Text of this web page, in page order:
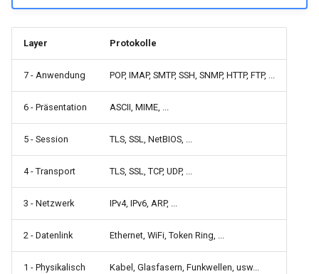
Layer Protokolle
7 - Anwendung POP, IMAP, SMTP, SSH, SNMP, HTTP, FTP, ...
6 - Präsentation ASCII, MIME, ...
5 - Session TLS, SSL, NetBIOS, ...
4 - Transport TLS, SSL, TCP, UDP, ...
3 - Netzwerk IPv4, IPv6, ARP, ...
2 - Datenlink Ethernet, WiFi, Token Ring, ...
1 - Physikalisch Kabel, Glasfasern, Funkwellen, usw...